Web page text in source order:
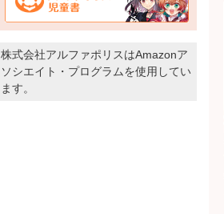
株式会社アルファポリスはAmazonア
ソシエイト・プログラムを使用してい
ます。